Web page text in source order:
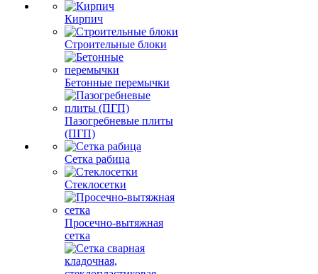
Кирпич
Строительные блоки
Бетонные перемычки
Пазогребневые плиты
(ПГП)
Сетка рабица
Стеклосетки
Просечно-вытяжная
сетка